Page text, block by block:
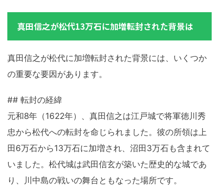
真田信之が松代13万石に加増転封された背景は
真田信之が松代に加増転封された背景には、いくつか
の重要な要因があります。
## 転封の経緯
元和8年（1622年）、真田信之は江戸城で将軍徳川秀
忠から松代への転封を命じられました。彼の所領は上
田6万石から13万石に加増され、沼田3万石も含まれて
いました。松代城は武田信玄が築いた歴史的な城であ
り、川中島の戦いの舞台ともなった場所です。